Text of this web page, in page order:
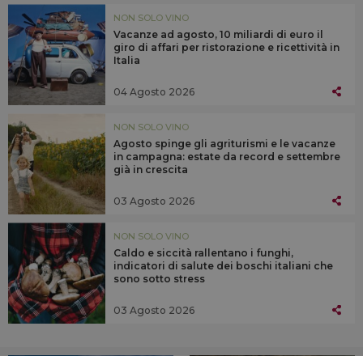
NON SOLO VINO
Vacanze ad agosto, 10 miliardi di euro il
giro di affari per ristorazione e ricettività in
Italia
04 Agosto 2026
NON SOLO VINO
Agosto spinge gli agriturismi e le vacanze
in campagna: estate da record e settembre
già in crescita
03 Agosto 2026
NON SOLO VINO
Caldo e siccità rallentano i funghi,
indicatori di salute dei boschi italiani che
sono sotto stress
03 Agosto 2026